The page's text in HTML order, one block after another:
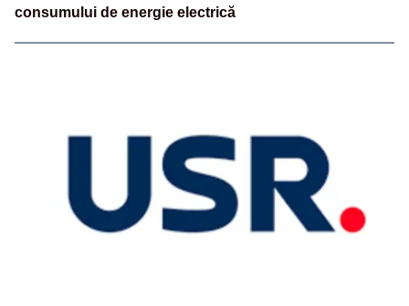
consumului de energie electrică